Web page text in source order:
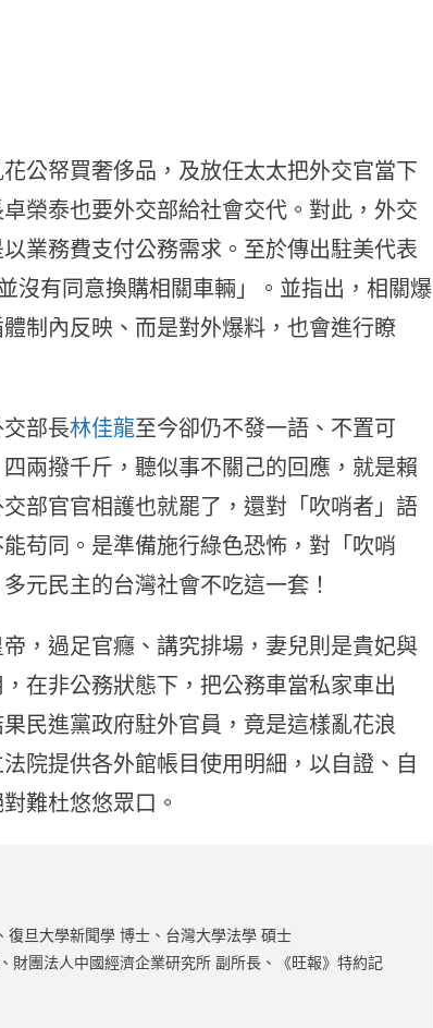
公帑買奢侈品，及放任太太把外交官當下
榮泰也要外交部給社會交代。對此，外交
業務費⽀付公務需求。⾄於傳出駐美代表
沒有同意換購相關⾞輛」。並指出，相關爆
制內反映、⽽是對外爆料，也會進⾏瞭
部長林佳龍至今卻仍不發一語、不置可
兩撥千斤，聽似事不關己的回應，就是賴
部官官相護也就罷了，還對「吹哨者」語
苟同。是準備施行綠色恐怖，對「吹哨
元民主的台灣社會不吃這一套！
，過足官癮、講究排場，妻兒則是貴妃與
在非公務狀態下，把公務車當私家車出
民進黨政府駐外官員，竟是這樣亂花浪
院提供各外館帳目使用明細，以自證、自
難杜悠悠眾口。
旦大學新聞學 博士、台灣大學法學 碩士
財團法人中國經濟企業研究所 副所長、《旺報》特約記